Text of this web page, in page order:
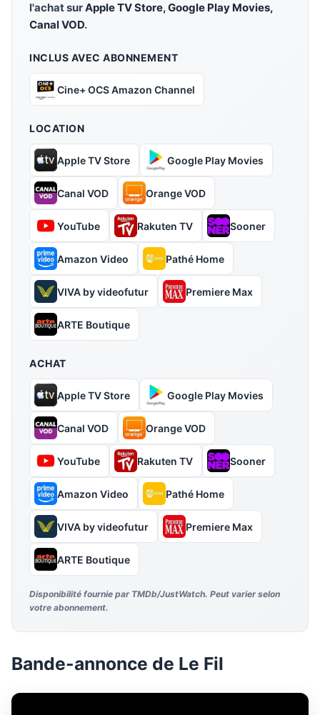
l'achat surApple TV Store, Google Play Movies,
Canal VOD.
INCLUS AVEC ABONNEMENT
Cine+ OCS Amazon Channel
LOCATION
Apple TV Store Google Play Movies
Canal VOD Orange VOD
YouTube Rakuten TV Sooner
Amazon Video Pathé Home
VIVA by videofutur Premiere Max
ARTE Boutique
ACHAT
Apple TV Store Google Play Movies
Canal VOD Orange VOD
YouTube Rakuten TV Sooner
Amazon Video Pathé Home
VIVA by videofutur Premiere Max
ARTE Boutique
Disponibilité fournie par TMDb/JustWatch. Peut varier selon
votre abonnement.
Bande-annonce de Le Fil